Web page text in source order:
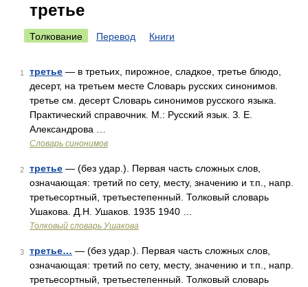
третье
Толкование Перевод Книги
1 третье — в третьих, пирожное, сладкое, третье блюдо,
десерт, на третьем месте Словарь русских синонимов.
третье см. десерт Словарь синонимов русского языка.
Практический справочник. М.: Русский язык. З. Е.
Александрова …
Словарь синонимов
2 третье — (без удар.). Первая часть сложных слов,
означающая: третий по сету, месту, значению и т.п., напр.
третьесортный, третьестепенный. Толковый словарь
Ушакова. Д.Н. Ушаков. 1935 1940 …
Толковый словарь Ушакова
3 третье… — (без удар.). Первая часть сложных слов,
означающая: третий по сету, месту, значению и т.п., напр.
третьесортный, третьестепенный. Толковый словарь